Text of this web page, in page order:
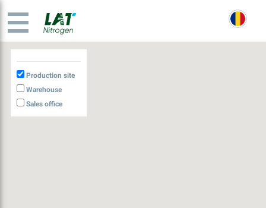
Production site
Warehouse
Sales office